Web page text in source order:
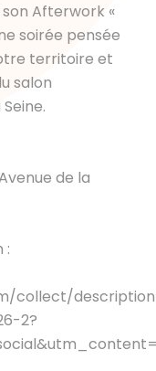
Afterwork «
soirée pensée
territoire et
salon
de la
:
collect/
2?